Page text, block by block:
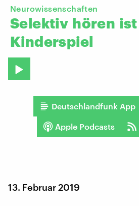
Neurowissenschaften
Selektiv hören ist
Kinderspiel
Deutschlandfunk App
Apple Podcasts
13. Februar 2019